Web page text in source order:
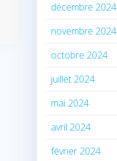
décembre 2024
novembre 2024
octobre 2024
juillet 2024
mai 2024
avril 2024
février 2024